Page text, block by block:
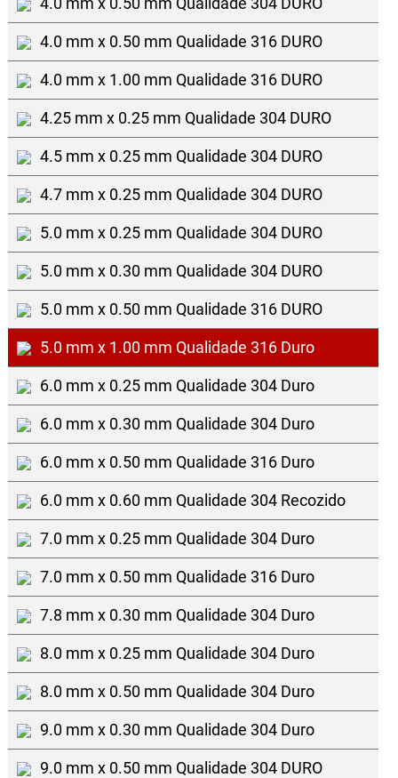
4.0 mm x 0.50 mm Qualidade 316 DURO
4.0 mm x 1.00 mm Qualidade 316 DURO
4.25 mm x 0.25 mm Qualidade 304 DURO
4.5 mm x 0.25 mm Qualidade 304 DURO
4.7 mm x 0.25 mm Qualidade 304 DURO
5.0 mm x 0.25 mm Qualidade 304 DURO
5.0 mm x 0.30 mm Qualidade 304 DURO
5.0 mm x 0.50 mm Qualidade 316 DURO
5.0 mm x 1.00 mm Qualidade 316 Duro
6.0 mm x 0.25 mm Qualidade 304 Duro
6.0 mm x 0.30 mm Qualidade 304 Duro
6.0 mm x 0.50 mm Qualidade 316 Duro
6.0 mm x 0.60 mm Qualidade 304 Recozido
7.0 mm x 0.25 mm Qualidade 304 Duro
7.0 mm x 0.50 mm Qualidade 316 Duro
7.8 mm x 0.30 mm Qualidade 304 Duro
8.0 mm x 0.25 mm Qualidade 304 Duro
8.0 mm x 0.50 mm Qualidade 304 Duro
9.0 mm x 0.30 mm Qualidade 304 Duro
9.0 mm x 0.50 mm Qualidade 304 DURO